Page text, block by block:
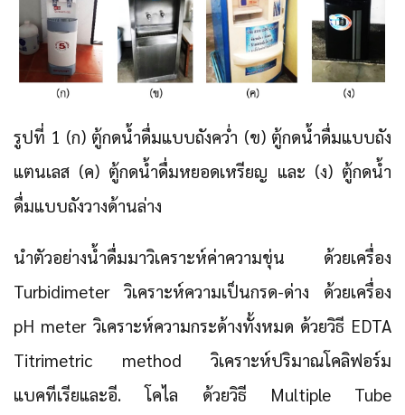
รูปที่ 1 (ก) ตู้กดน้ำดื่มแบบถังคว่ำ (ข) ตู้กดน้ำดื่มแบบถัง
แตนเลส (ค) ตู้กดน้ำดื่มหยอดเหรียญ และ (ง) ตู้กดน้ำ
ดื่มแบบถังวางด้านล่าง
นำตัวอย่างน้ำดื่มมาวิเคราะห์ค่าความขุ่น ด้วยเครื่อง
Turbidimeter วิเคราะห์ความเป็นกรด-ด่าง ด้วยเครื่อง
pH meter วิเคราะห์ความกระด้างทั้งหมด ด้วยวิธี EDTA
Titrimetric method วิเคราะห์ปริมาณโคลิฟอร์ม
แบคทีเรียและอี. โคไล ด้วยวิธี Multiple Tube